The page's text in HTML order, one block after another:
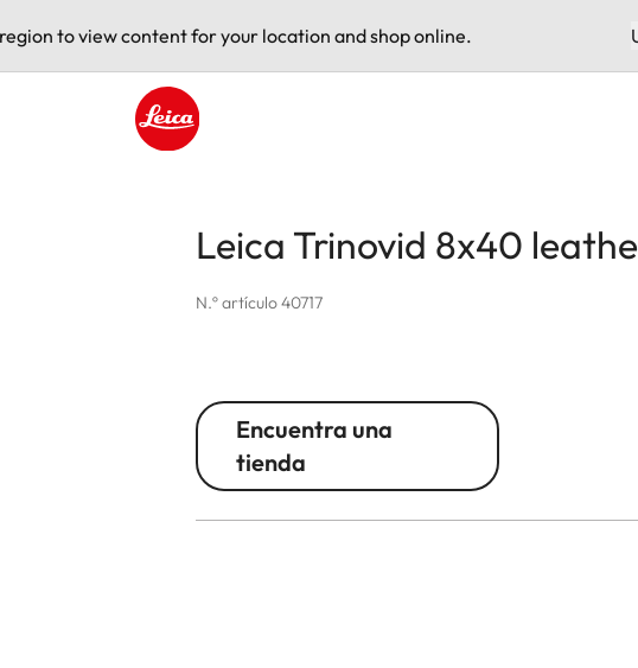
to view content for your location and shop online.
Leica Trinovid 8x40
N.º artículo 40717
Encuentra una
tienda